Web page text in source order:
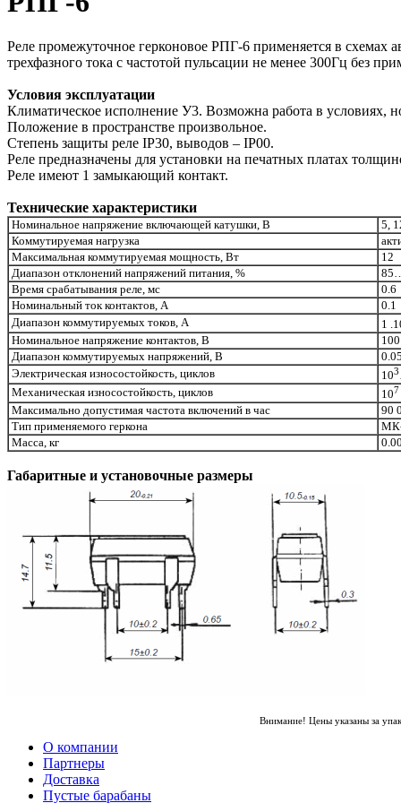
Реле промежуточное герконовое РПГ-6 применяется в
трехфазного тока с частотой пульсации не менее 300Гц без
Условия эксплуатации
Климатическое исполнение У3. Возможна работа в
Положение в пространстве произвольное.
Степень защиты реле IP30, выводов – IP00.
Реле предназначены для установки на печатных платах
Реле имеют 1 замыкающий контакт.
Технические характеристики
Номинальное напряжение включающей катушки, В
5,
Коммутируемая нагрузка
Максимальная коммутируемая мощность, Вт
12
Диапазон отклонений напряжений питания, %
Время срабатывания реле, мс
0.6
Номинальный ток контактов, А
0.1
Диапазон коммутируемых токов, А
1
Номинальное напряжение контактов, В
100
Диапазон коммутируемых напряжений, В
Электрическая износостойкость, циклов
103
Механическая износостойкость, циклов 107
Максимально допустимая частота включений в час
90
Тип применяемого геркона
Масса, кг
Габаритные и установочные размеры
Внимание! Цены указаны за
О компании
Партнеры
Доставка
Пустые барабаны